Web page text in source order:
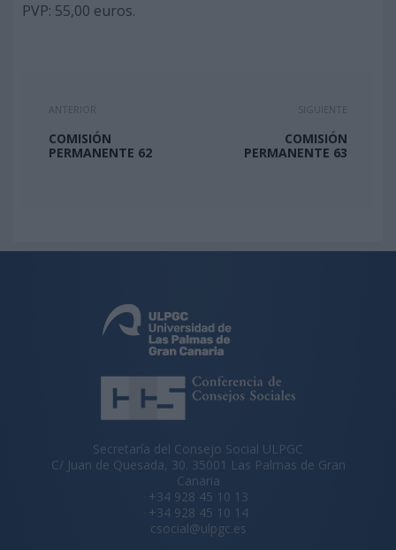
PVP: 55,00 euros.
ANTERIOR
COMISIÓN
PERMANENTE 62
SIGUIENTE
COMISIÓN
PERMANENTE 63
Secretaría del Consejo Social ULPGC
C/ Juan de Quesada, 30. 35001 Las Palmas de Gran
Canaria
+34 928 45 10 13
+34 928 45 10 14
csocial@ulpgc.es